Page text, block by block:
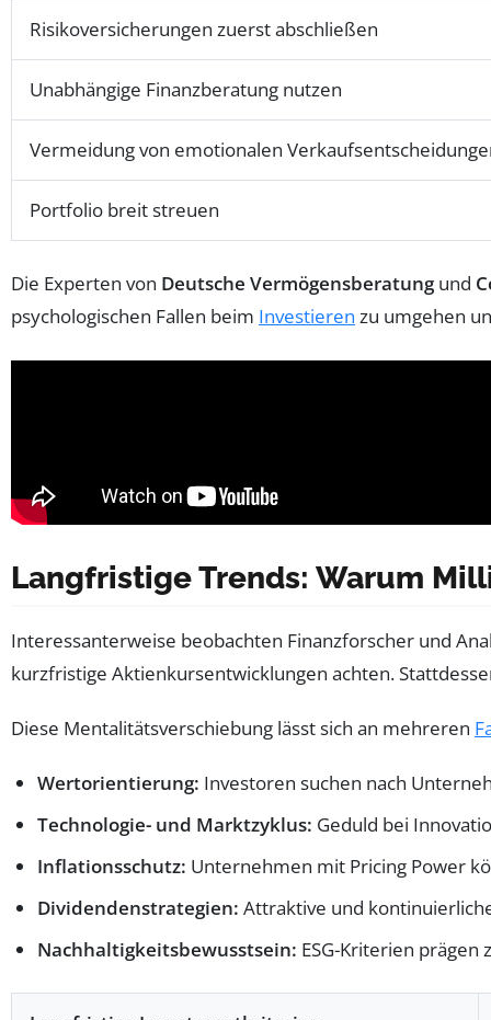
Risikoversicherungen zuerst abschließen
Unabhängige Finanzberatung nutzen
Vermeidung von emotionalen
Portfolio breit streuen
Die Experten von Deutsche Vermögensberatungund
psychologischen Fallen beim Investieren zu umgehen
Langfristige Trends: Warum
Interessanterweise beobachten Finanzforscher und
kurzfristige Aktienkursentwicklungen achten.
Diese Mentalitätsverschiebung lässt sich an mehreren
Wertorientierung: Investoren suchen nach
Technologie- und Marktzyklus: Geduld bei
Inflationsschutz: Unternehmen mit Pricing Power
Dividendenstrategien: Attraktive und
Nachhaltigkeitsbewusstsein: ESG-Kriterien